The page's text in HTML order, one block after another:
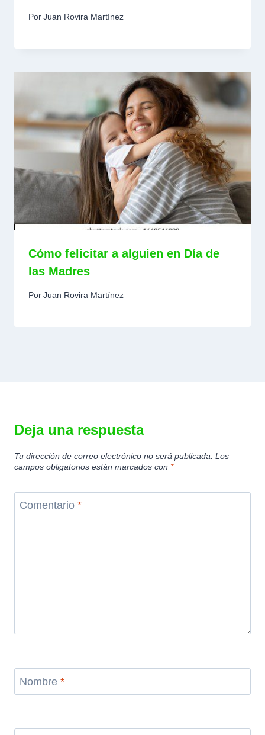
PorJuan Rovira Martínez
Cómo felicitar a alguien en Día de
las Madres
PorJuan Rovira Martínez
Deja una respuesta
Tu dirección de correo electrónico no será publicada. Los
campos obligatorios están marcados con *
Comentario *
Nombre *